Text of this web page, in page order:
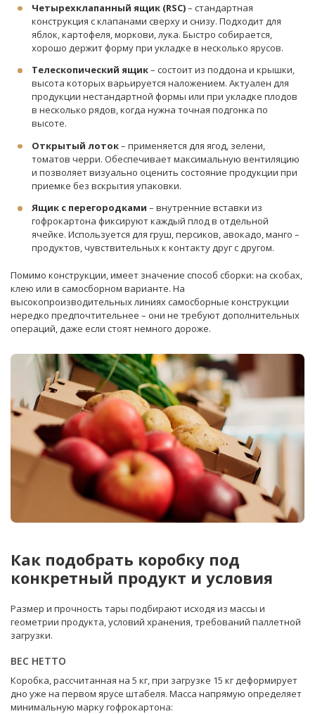
Четырехклапанный ящик (RSC)– стандартная
конструкция с клапанами сверху и снизу. Подходит для
яблок, картофеля, моркови, лука. Быстро собирается,
хорошо держит форму при укладке в несколько ярусов.
Телескопический ящик– состоит из поддона и крышки,
высота которых варьируется наложением. Актуален для
продукции нестандартной формы или при укладке плодов
в несколько рядов, когда нужна точная подгонка по
высоте.
Открытый лоток– применяется для ягод, зелени,
томатов черри. Обеспечивает максимальную вентиляцию
и позволяет визуально оценить состояние продукции при
приемке без вскрытия упаковки.
Ящик с перегородками – внутренние вставки из
гофрокартона фиксируют каждый плод в отдельной
ячейке. Используется для груш, персиков, авокадо, манго –
продуктов, чувствительных к контакту друг с другом.
Помимо конструкции, имеет значение способ сборки: на скобах,
клею или в самосборном варианте. На
высокопроизводительных линиях самосборные конструкции
нередко предпочтительнее – они не требуют дополнительных
операций, даже если стоят немного дороже.
Как подобрать коробку под
конкретный продукт и условия
Размер и прочность тары подбирают исходя из массы и
геометрии продукта, условий хранения, требований паллетной
загрузки.
ВЕС НЕТТО
Коробка, рассчитанная на 5 кг, при загрузке 15 кг деформирует
дно уже на первом ярусе штабеля. Масса напрямую определяет
минимальную марку гофрокартона: